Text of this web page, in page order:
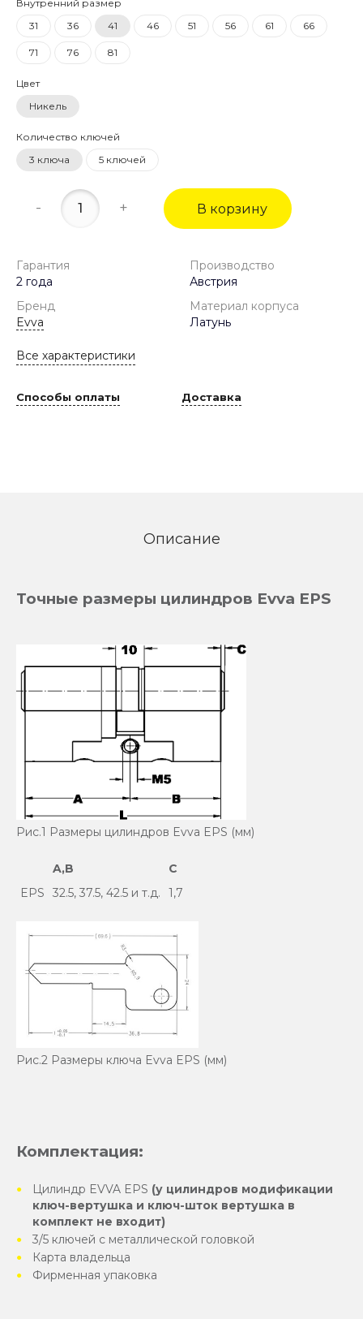
Внутренний размер
31
36 41 46 51 56 61 66
71 76 81
Цвет
Никель
Количество ключей
3 ключа
5 ключей
- + В корзину
Гарантия
2 года
Производство
Австрия
Бренд
Evva
Материал корпуса
Латунь
Все характеристики
Способы оплаты Доставка
Описание
Точные размеры цилиндров Evva EPS
Рис.1 Размеры цилиндров Evva EPS (мм)
A,B
C
EPS
32.5, 37.5, 42.5 и т.д. 1,7
Рис.2 Размеры ключа Evva EPS (мм)
Комплектация:
Цилиндр EVVA EPS (у цилиндров модификации
ключ-вертушка и ключ-шток вертушка в
комплект не входит)
3/5 ключей с металлической головкой
Карта владельца
Фирменная упаковка